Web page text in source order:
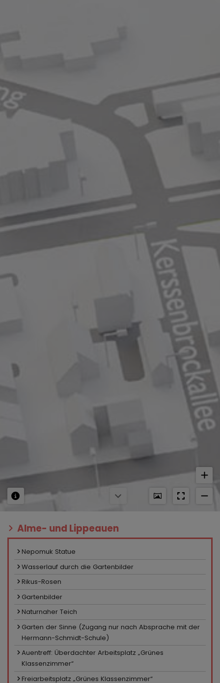
Alme- und Lippeauen
Nepomuk Statue
Wasserlauf durch die Gartenbilder
Rikus-Rosen
Gartenbilder
Naturnaher Teich
Garten der Sinne (Zugang nur nach Absprache mit der
Hermann-Schmidt-Schule)
Auentreff: Überdachter Arbeitsplatz „Grünes
Klassenzimmer“
Freiarbeitsplatz „Grünes Klassenzimmer“